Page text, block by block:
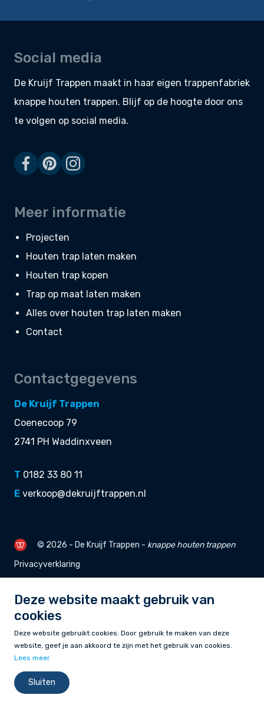
Social media
De Kruijf Trappen maakt in haar eigen trappenfabriek
knappe houten trappen. Blijf op de hoogte door ons
te volgen op social media.
Meer informatie
Projecten
Houten trap laten maken
Houten trap kopen
Trap op maat laten maken
Alles over houten trap laten maken
Contact
Contactgegevens
De Kruijf Trappen
Coenecoop 79
2741 PH Waddinxveen
T 0182 33 80 11
E verkoop@dekruijftrappen.nl
© 2026 - De Kruijf Trappen - knappehouten trappen
Privacyverklaring
Deze website maakt gebruik van
cookies
Deze website gebruikt cookies. Door gebruik te maken van deze
website, geef je aan akkoord te zijn met het gebruik van cookies.
Lees meer
Sluiten